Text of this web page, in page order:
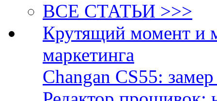
ВСЕ СТАТЬИ >>>
Крутящий момент и
маркетинга
Changan CS55: